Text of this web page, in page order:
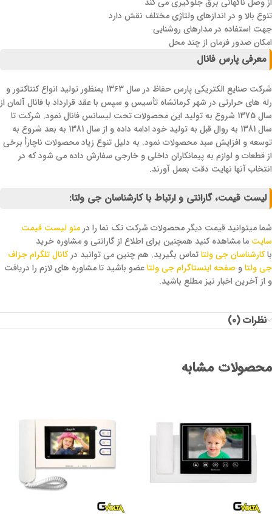
تنوع بالا و در اندازهای ولتاژی مختلف نقش دارد
جهت استفاده در مدارهای روشنایی
امکان صدور فرمان از چند محل
معرفی پارس فانال
شرکت صنایع الکتریکی پارس حفاظ در سال 1363 بمنظور تولید انواع کنتاکتور و
رله های حرارتی در شهر کرمانشاه تأسیس و سپس با عقد قرارداد با فانال آلمان از
سال 1375 شروع به تولید این محصولات تحت لیسانس فانال نمود. شرکت تا
سال 1381 به روال قبل به تولید خود ادامه داده و از سال 1381 به بعد شروع به
توسعه و افزایش سبد محصولات نمود. به دلیل تنوع زیاد محصولات ناچارأ برخی
از قطعات و لوازم به پیمانکاران داخلی و خارجی سفارش داده می شود که در
انتخاب آنها نهایت دقت بعمل آورند.
لیست قیمت، گارانتی و ارتباط با کارشناسان جی ولتا:
شما میتوانید قیمت دیگر محصولات شرکت تک نما را در منو لیست قیمت
سایت ما مشاهده کنید همچنین برای اطلاع از گارانتی و مشاوره خرید
باکارشناسان جی ولتاتماس بگیرید. هم چنین می توانید درکانال تلگرام جزاف
جی ولتاو صفحه اینستاگرام جی ولتاعضو باشید تا مشاوره های لازم را دریافت
و از آخرین اخبار نیز مطلع باشید.
نظرات (0)
محصولات مشابه